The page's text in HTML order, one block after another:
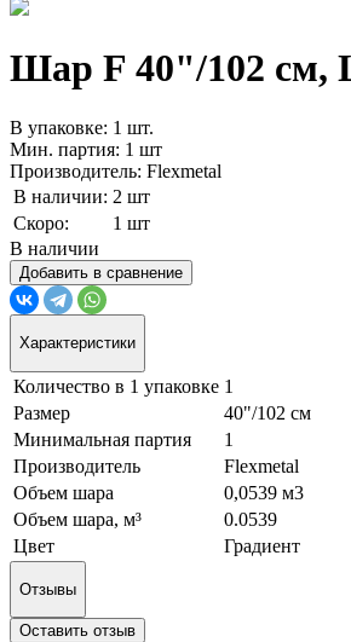
Шар F 40"/102 см,
В упаковке: 1 шт.
Мин. партия: 1 шт
Производитель: Flexmetal
В наличии: 2 шт
Скоро:
1 шт
В наличии
Добавить в сравнение
Характеристики
Количество в 1 упаковке 1
Размер
40"/102 см
Минимальная партия
1
Производитель
Flexmetal
Объем шара
0,0539 м3
Объем шара, м³
0.0539
Цвет
Градиент
Отзывы
Оставить отзыв